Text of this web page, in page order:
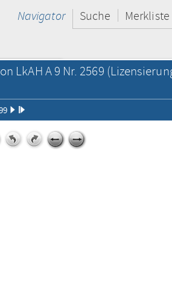
Navigator Suche Merkliste
LkAH A 9 Nr. 2569